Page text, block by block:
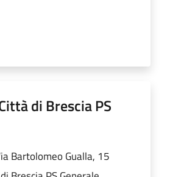
di Brescia PS
Bartolomeo Gualla, 15